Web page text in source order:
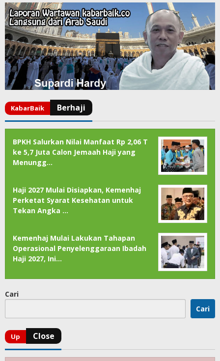
BPKH Salurkan Nilai Manfaat Rp 2,06 T
ke 5,7 Juta Calon Jemaah Haji yang
Menungg…
Haji 2027 Mulai Disiapkan, Kemenhaj
Perketat Syarat Kesehatan untuk
Tekan Angka …
Kemenhaj Mulai Lakukan Tahapan
Operasional Penyelenggaraan Ibadah
Haji 2027, Ini…
Cari
Cari